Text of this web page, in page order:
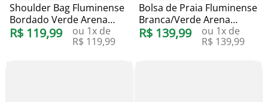
Shoulder Bag Fluminense
Bordado Verde Arena
Couros
R$ 119,99 ou 1x de
R$ 119,99
Bolsa de Praia Fluminense
Branca/Verde Arena
Couros
R$ 139,99 ou 1x de
R$ 139,99